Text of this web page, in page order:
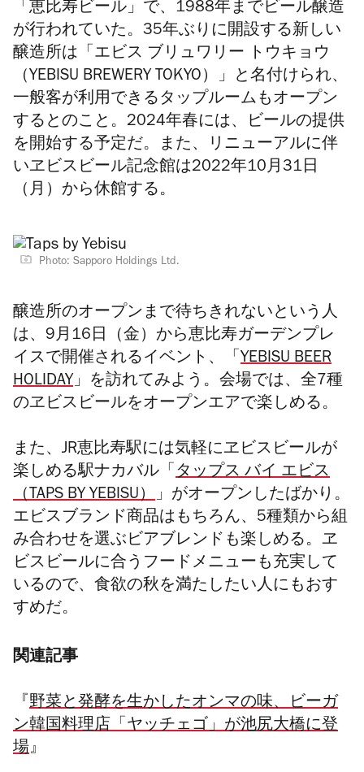
「恵比寿ビール」で、1988年までビール醸造
が行われていた。35年ぶりに開設する新しい
醸造所は「 エビス ブリュワリー トウキョウ
（YEBISU BREWERY TOKYO） 」と名付けられ、
一般客が利用できるタップルームもオープン
するとのこと。2024年春には、ビールの提供
を開始する予定だ。また、
リニューアルに伴
いヱビスビール記念館は2022年10月31日
（月）から休館する。
Photo: Sapporo Holdings Ltd.
醸造所のオープンまで待ちきれないという人
は、9月16日（金）から恵比寿ガーデンプレ
イスで開催されるイベント、「 YEBISU BEER
HOLIDAY」を訪れてみよう。会場では、全7種
のヱビスビールをオープンエアで楽しめる。
また、JR恵比寿駅には気軽にヱビスビールが
楽しめる駅ナカバル「 タップス バイ エビス
（TAPS BY YEBISU）」がオープンしたばかり。
エビスブランド商品はもちろん、5種類から組
み合わせを選ぶビアブレンドも楽しめる。 ヱ
ビスビールに合う フードメニューも充実して
いるので、食欲の秋を満たしたい人にもおす
すめだ。
関連記事
『 野菜と発酵を生かしたオンマの味、ビーガ
ン韓国料理店「ヤッチェゴ」が池尻大橋に登
場』